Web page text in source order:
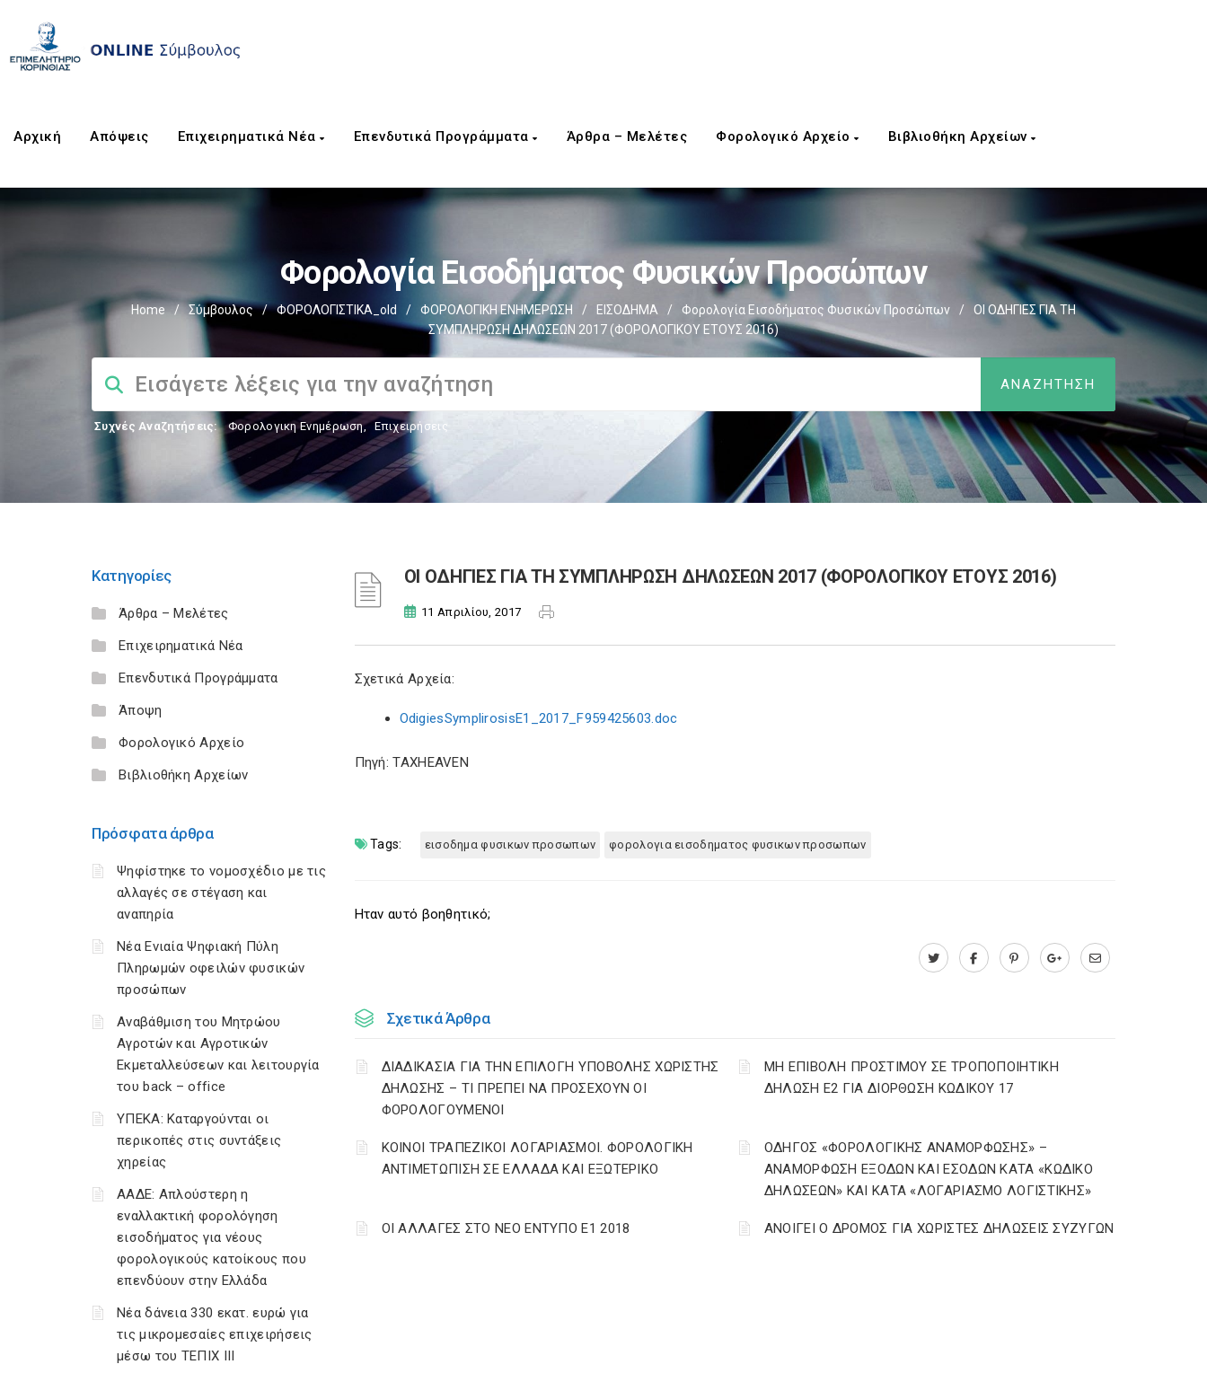
Αρχική Απόψεις Επιχειρηματικά Νέα Επενδυτικά Προγράμματα Άρθρα – Μελέτες Φορολογικό Αρχείο Βιβλιοθήκη Αρχείων
Φορολογία Εισοδήματος Φυσικών Προσώπων
Home / Σύμβουλος / ΦΟΡΟΛΟΓΙΣΤΙΚΑ_old / ΦΟΡΟΛΟΓΙΚΗ ΕΝΗΜΕΡΩΣΗ / ΕΙΣΟΔΗΜΑ / Φορολογία Εισοδήματος Φυσικών Προσώπων /
ΟΙ ΟΔΗΓΙΕΣ ΓΙΑ ΤΗ
ΣΥΜΠΛΗΡΩΣΗ ΔΗΛΩΣΕΩΝ 2017 (ΦΟΡΟΛΟΓΙΚΟΥ ΕΤΟΥΣ 2016)
Συχνές Αναζητήσεις: Φορολογικη Ενημέρωση, Επιχειρήσεις
Κατηγορίες
Άρθρα – Μελέτες
Επιχειρηματικά Νέα
Επενδυτικά Προγράμματα
Άποψη
Φορολογικό Αρχείο
Βιβλιοθήκη Αρχείων
Πρόσφατα άρθρα
Ψηφίστηκε το νομοσχέδιο με τις
αλλαγές σε στέγαση και
αναπηρία
Νέα Ενιαία Ψηφιακή Πύλη
Πληρωμών οφειλών φυσικών
προσώπων
Αναβάθμιση του Μητρώου
Αγροτών και Αγροτικών
Εκμεταλλεύσεων και λειτουργία
του back – office
ΥΠΕΚΑ: Καταργούνται οι
περικοπές στις συντάξεις
χηρείας
ΑΑΔΕ: Απλούστερη η
εναλλακτική φορολόγηση
εισοδήματος για νέους
φορολογικούς κατοίκους που
επενδύουν στην Ελλάδα
Νέα δάνεια 330 εκατ. ευρώ για
τις μικρομεσαίες επιχειρήσεις
μέσω του ΤΕΠΙΧ ΙΙΙ
ΟΙ ΟΔΗΓΙΕΣ ΓΙΑ ΤΗ ΣΥΜΠΛΗΡΩΣΗ ΔΗΛΩΣΕΩΝ 2017 (ΦΟΡΟΛΟΓΙΚΟΥ ΕΤΟΥΣ 2016)
11 Απριλίου, 2017
Σχετικά Αρχεία:
OdigiesSymplirosisE1_2017_F959425603.doc
Πηγή: TAXHEAVEN
Tags: εισοδημα φυσικων προσωπων φορολογια εισοδηματος φυσικων προσωπων
Ηταν αυτό βοηθητικό;
Σχετικά Άρθρα
ΔΙΑΔΙΚΑΣΙΑ ΓΙΑ ΤΗΝ ΕΠΙΛΟΓΗ ΥΠΟΒΟΛΗΣ ΧΩΡΙΣΤΗΣ
ΔΗΛΩΣΗΣ – ΤΙ ΠΡΕΠΕΙ ΝΑ ΠΡΟΣΕΧΟΥΝ ΟΙ
ΦΟΡΟΛΟΓΟΥΜΕΝΟΙ
ΜΗ ΕΠΙΒΟΛΗ ΠΡΟΣΤΙΜΟΥ ΣΕ ΤΡΟΠΟΠΟΙΗΤΙΚΗ
ΔΗΛΩΣΗ Ε2 ΓΙΑ ΔΙΟΡΘΩΣΗ ΚΩΔΙΚΟΥ 17
ΚΟΙΝΟΙ ΤΡΑΠΕΖΙΚΟΙ ΛΟΓΑΡΙΑΣΜΟΙ. ΦΟΡΟΛΟΓΙΚΗ
ΑΝΤΙΜΕΤΩΠΙΣΗ ΣΕ ΕΛΛΑΔΑ ΚΑΙ ΕΞΩΤΕΡΙΚΟ
ΟΔΗΓΟΣ «ΦΟΡΟΛΟΓΙΚΗΣ ΑΝΑΜΟΡΦΩΣΗΣ» –
ΑΝΑΜΟΡΦΩΣΗ ΕΞΟΔΩΝ ΚΑΙ ΕΣΟΔΩΝ ΚΑΤΑ «ΚΩΔΙΚΟ
ΔΗΛΩΣΕΩΝ» ΚΑΙ ΚΑΤΑ «ΛΟΓΑΡΙΑΣΜΟ ΛΟΓΙΣΤΙΚΗΣ»
ΟΙ ΑΛΛΑΓΕΣ ΣΤΟ ΝΕΟ ΕΝΤΥΠΟ Ε1 2018 ΑΝΟΙΓΕΙ Ο ΔΡΟΜΟΣ ΓΙΑ ΧΩΡΙΣΤΕΣ ΔΗΛΩΣΕΙΣ ΣΥΖΥΓΩΝ